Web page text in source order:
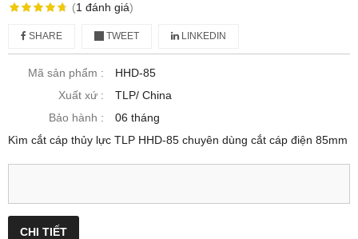
(1 đánh giá)
SHARE TWEET LINKEDIN
Mã sản phẩm :
HHD-85
Xuất xứ :
TLP/ China
Bảo hành :
06 tháng
Kìm cắt cáp thủy lực TLP HHD-85 chuyên dùng cắt cáp điện 85mm
CHI TIẾT